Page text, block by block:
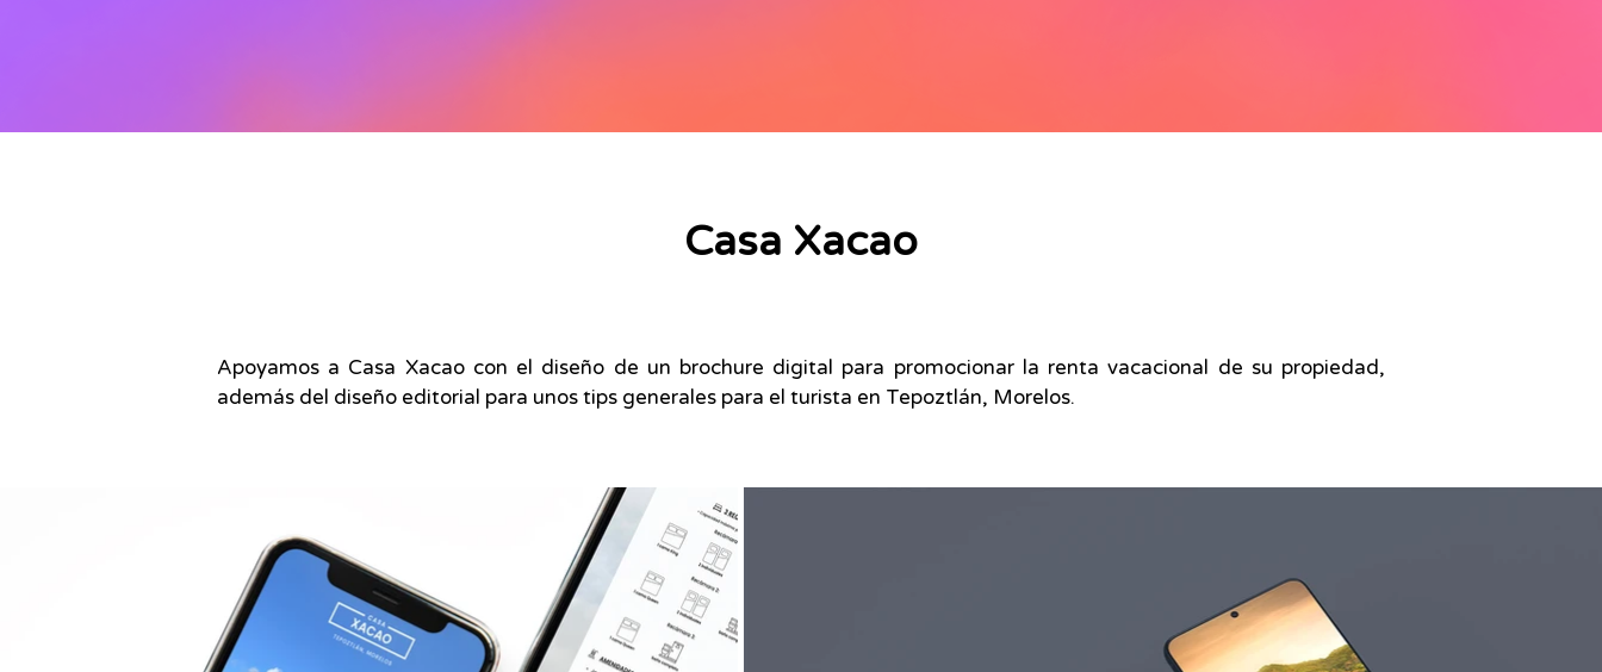
Casa Xacao
Apoyamos a Casa Xacao con el diseño de un brochure digital para promocionar la renta vacacional de su propiedad,
además del diseño editorial para unos tips generales para el turista en Tepoztlán, Morelos.